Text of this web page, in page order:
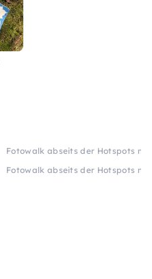
Fotowalk abseits der Hotspots
Fotowalk abseits der Hotspots